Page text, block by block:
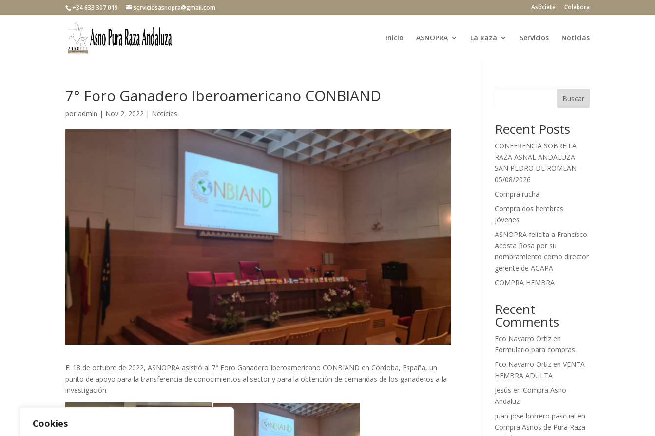
Cookies
+34 633 307 019 serviciosasnopra@gmail.com Asóciate Colabora
Inicio ASNOPRA La Raza Servicios Noticias
7° Foro Ganadero Iberoamericano CONBIAND
por admin | Nov 2, 2022 | Noticias
El 18 de octubre de 2022, ASNOPRA asistió al 7° Foro Ganadero Iberoamericano CONBIAND en Córdoba, España, un
punto de apoyo para la transferencia de conocimientos al sector y para la obtención de demandas de los ganaderos a la
investigación.
Buscar
Recent Posts
CONFERENCIA SOBRE LA
RAZA ASNAL ANDALUZA-
SAN PEDRO DE ROMEAN-
05/08/2026
Compra rucha
Compra dos hembras
jóvenes
ASNOPRA felicita a Francisco
Acosta Rosa por su
nombramiento como director
gerente de AGAPA
COMPRA HEMBRA
Recent
Comments
Fco Navarro Ortiz en
Formulario para compras
Fco Navarro Ortiz enVENTA
HEMBRA ADULTA
Jesús en Compra Asno
Andaluz
juan jose borrero pascual en
Compra Asnos de Pura Raza